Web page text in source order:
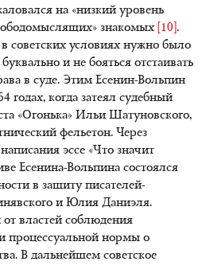
на «низкий уровень
знакомых [10] .
советских условиях нужно было
и не бояться отстаивать
в суде. Этим Есенин-Вольпин
годах, когда затеял судебный
«Огонька» Ильи Шатуновского,
фельетон. Через
эссе «Что значит
Есенина-Вольпина состоялся
в защиту писателей-
и Юлия Даниэля.
властей соблюдения
процессуальной нормы о
В дальнейшем советское